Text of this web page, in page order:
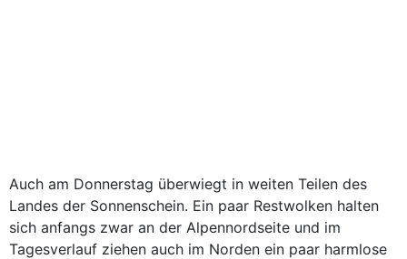
Auch am Donnerstag überwiegt in weiten Teilen des
Landes der Sonnenschein. Ein paar Restwolken halten
sich anfangs zwar an der Alpennordseite und im
Tagesverlauf ziehen auch im Norden ein paar harmlose